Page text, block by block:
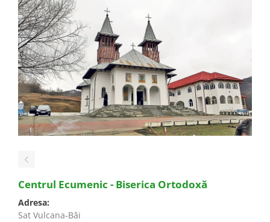
Centrul Ecumenic - Biserica Ortodoxă
Adresa:
Sat Vulcana-Băi